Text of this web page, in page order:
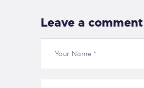
Leave a comment